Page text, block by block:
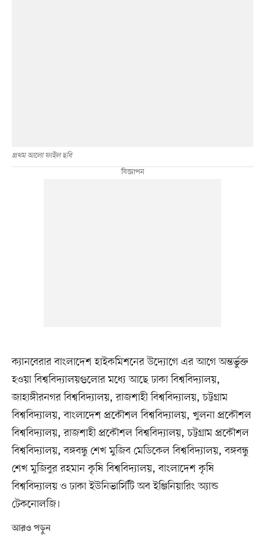
প্রথম আলো ফাইল ছবি
ক্যানবেরার বাংলাদেশ হাইকমিশনের উদ্যোগে এর আগে অন্তর্ভুক্ত
হওয়া বিশ্ববিদ্যালয়গুলোর মধ্যে আছে ঢাকা বিশ্ববিদ্যালয়,
জাহাঙ্গীরনগর বিশ্ববিদ্যালয়, রাজশাহী বিশ্ববিদ্যালয়, চট্টগ্রাম
বিশ্ববিদ্যালয়, বাংলাদেশ প্রকৌশল বিশ্ববিদ্যালয়, খুলনা প্রকৌশল
বিশ্ববিদ্যালয়, রাজশাহী প্রকৌশল বিশ্ববিদ্যালয়, চট্টগ্রাম প্রকৌশল
বিশ্ববিদ্যালয়, বঙ্গবন্ধু শেখ মুজিব মেডিকেল বিশ্ববিদ্যালয়, বঙ্গবন্ধু
শেখ মুজিবুর রহমান কৃষি বিশ্ববিদ্যালয়, বাংলাদেশ কৃষি
বিশ্ববিদ্যালয় ও ঢাকা ইউনিভার্সিটি অব ইঞ্জিনিয়ারিং অ্যান্ড
টেকনোলজি।
আরও পড়ুন